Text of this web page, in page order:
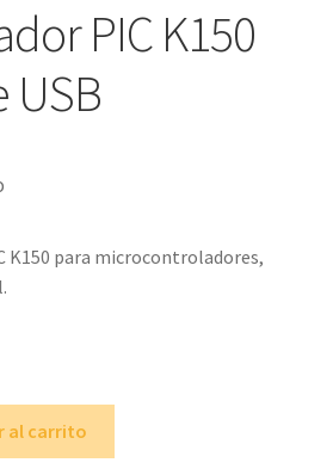
PIC K150
USB
K150 para microcontroladores,
al carrito